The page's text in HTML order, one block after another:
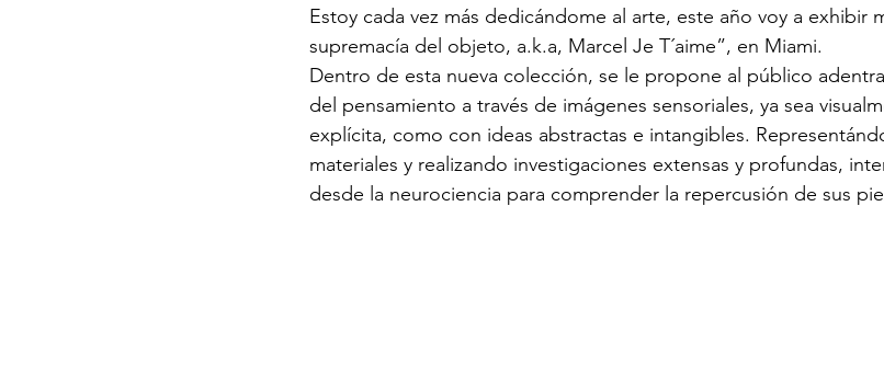
Estoy cada vez más dedicándome al arte, este año voy a exhibir
supremacía del objeto, a.k.a, Marcel Je T´aime”, en Miami.
Dentro de esta nueva colección, se le propone al público
del pensamiento a través de imágenes sensoriales, ya sea
explícita, como con ideas abstractas e intangibles.
materiales y realizando investigaciones extensas y profundas,
desde la neurociencia para comprender la repercusión de sus